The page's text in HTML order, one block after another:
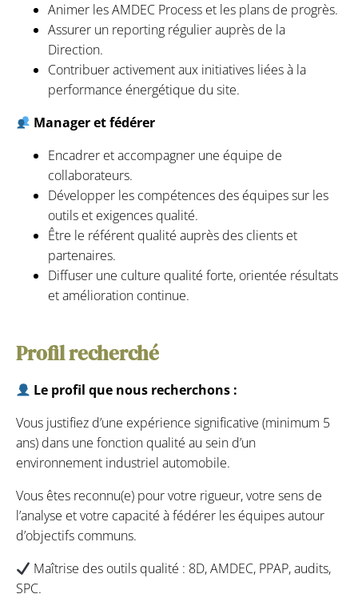
Animer les AMDEC Process et les plans de progrès.
Assurer un reporting régulier auprès de la
Direction.
Contribuer activement aux initiatives liées à la
performance énergétique du site.
Manager et fédérer
Encadrer et accompagner une équipe de
collaborateurs.
Développer les compétences des équipes sur les
outils et exigences qualité.
Être le référent qualité auprès des clients et
partenaires.
Diffuser une culture qualité forte, orientée résultats
et amélioration continue.
Profil recherché
Le profil que nous recherchons :
Vous justifiez d’une expérience significative (minimum 5
ans) dans une fonction qualité au sein d’un
environnement industriel automobile.
Vous êtes reconnu(e) pour votre rigueur, votre sens de
l’analyse et votre capacité à fédérer les équipes autour
d’objectifs communs.
Maîtrise des outils qualité : 8D, AMDEC, PPAP, audits,
SPC.